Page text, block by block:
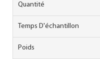
Quantité
Temps D'échantillon
Poids